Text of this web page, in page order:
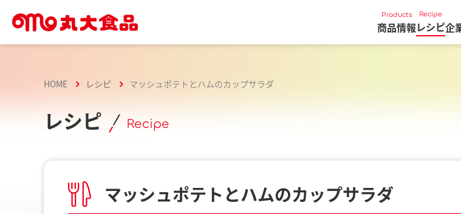
Products
商品情報
Recipe
レシピ企
HOME レシピ マッシュポテトとハムのカップサラダ
レシピ Recipe
マッシュポテトとハムのカップサラダ